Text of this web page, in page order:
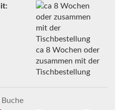
ca 8 Wochen oder
zusammen mit der
Tischbestellung
Buche